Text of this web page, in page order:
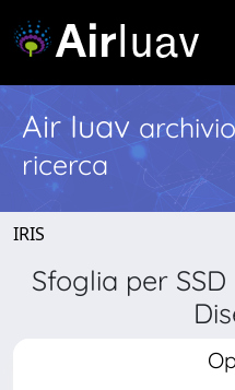
Air Iuav
ricerca
IRIS
Sfoglia per